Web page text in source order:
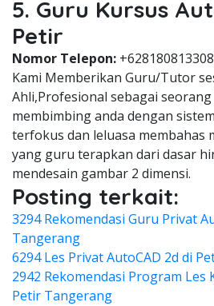
5. Guru Kursus
Petir
Nomor Telepon:
Kami Memberikan Guru/Tutor
Ahli,Profesional sebagai
membimbing anda dengan
terfokus dan leluasa membahas
yang guru terapkan dari dasar
mendesain gambar 2 dimensi.
Posting terkait:
3294 Rekomendasi Guru Privat
Tangerang
6294 Les Privat AutoCAD 2d di
2942 Rekomendasi Program Les
Petir Tangerang